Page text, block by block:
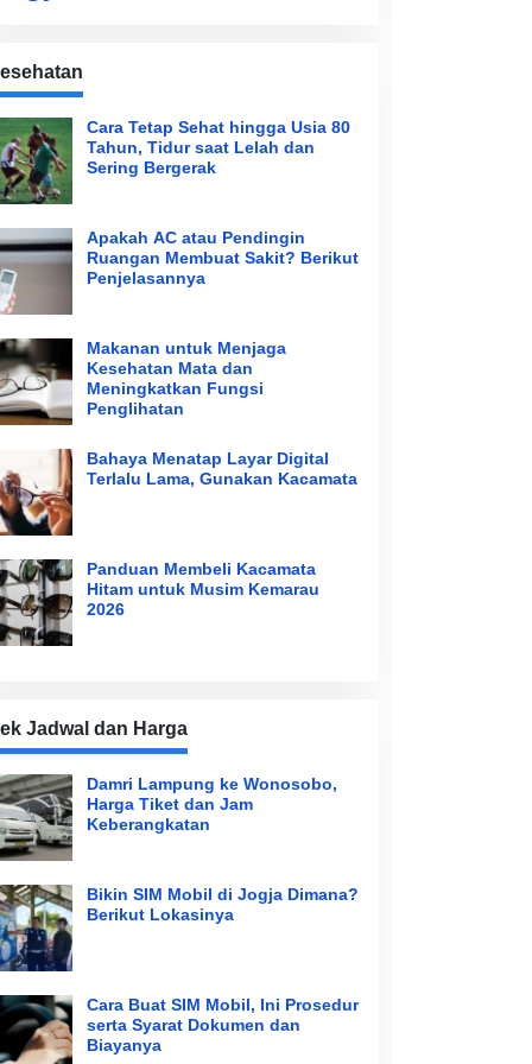
Cara Tetap Sehat hingga Usia 80
Tahun, Tidur saat Lelah dan
Sering Bergerak
Apakah AC atau Pendingin
Ruangan Membuat Sakit? Berikut
Penjelasannya
Makanan untuk Menjaga
Kesehatan Mata dan
Meningkatkan Fungsi
Penglihatan
Bahaya Menatap Layar Digital
Terlalu Lama, Gunakan Kacamata
Panduan Membeli Kacamata
Hitam untuk Musim Kemarau
2026
Jadwal dan Harga
Damri Lampung ke Wonosobo,
Harga Tiket dan Jam
Keberangkatan
Bikin SIM Mobil di Jogja Dimana?
Berikut Lokasinya
Cara Buat SIM Mobil, Ini Prosedur
serta Syarat Dokumen dan
Biayanya